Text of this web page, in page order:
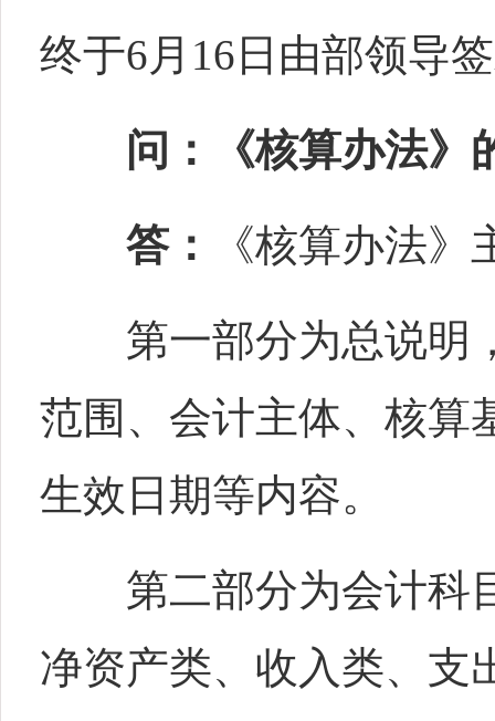
终于6月16日由部领导
问：《核算办法》
答：
《核算办法
第一部分为总说明，
范围、会计主体、核算
生效日期等内容。
第二部分为会计科目
净资产类、收入类、支